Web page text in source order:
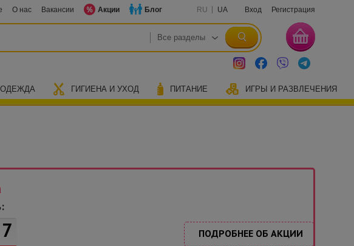
О нас Вакансии Акции Блог RU UA Вход Регистрация
ОДЕЖДА ГИГИЕНА И УХОД ПИТАНИЕ ИГРЫ И РАЗВЛЕЧЕНИЯ
ПОДРОБНЕЕ ОБ АКЦИИ